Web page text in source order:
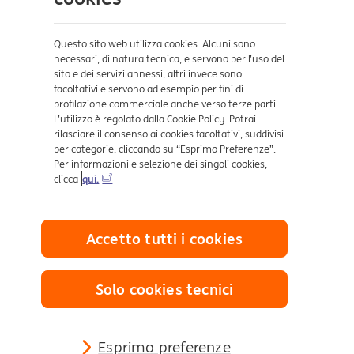
Dove ci trovi
Certificazioni
Collegamenti utili
Mappa del sito
Sezione Privacy
Reclami e Risoluzione delle controversie
Questo sito web utilizza cookies. Alcuni sono
necessari, di natura tecnica, e servono per l’uso del
sito e dei servizi annessi, altri invece sono
facoltativi e servono ad esempio per fini di
profilazione commerciale anche verso terze parti.
L’utilizzo è regolato dalla Cookie Policy. Potrai
rilasciare il consenso ai cookies facoltativi, suddivisi
per categorie, cliccando su “Esprimo Preferenze”.
Per informazioni e selezione dei singoli cookies,
clicca qui.
Esprimo preferenze
Solo cookies tecnici
Accetto tutti i cookies